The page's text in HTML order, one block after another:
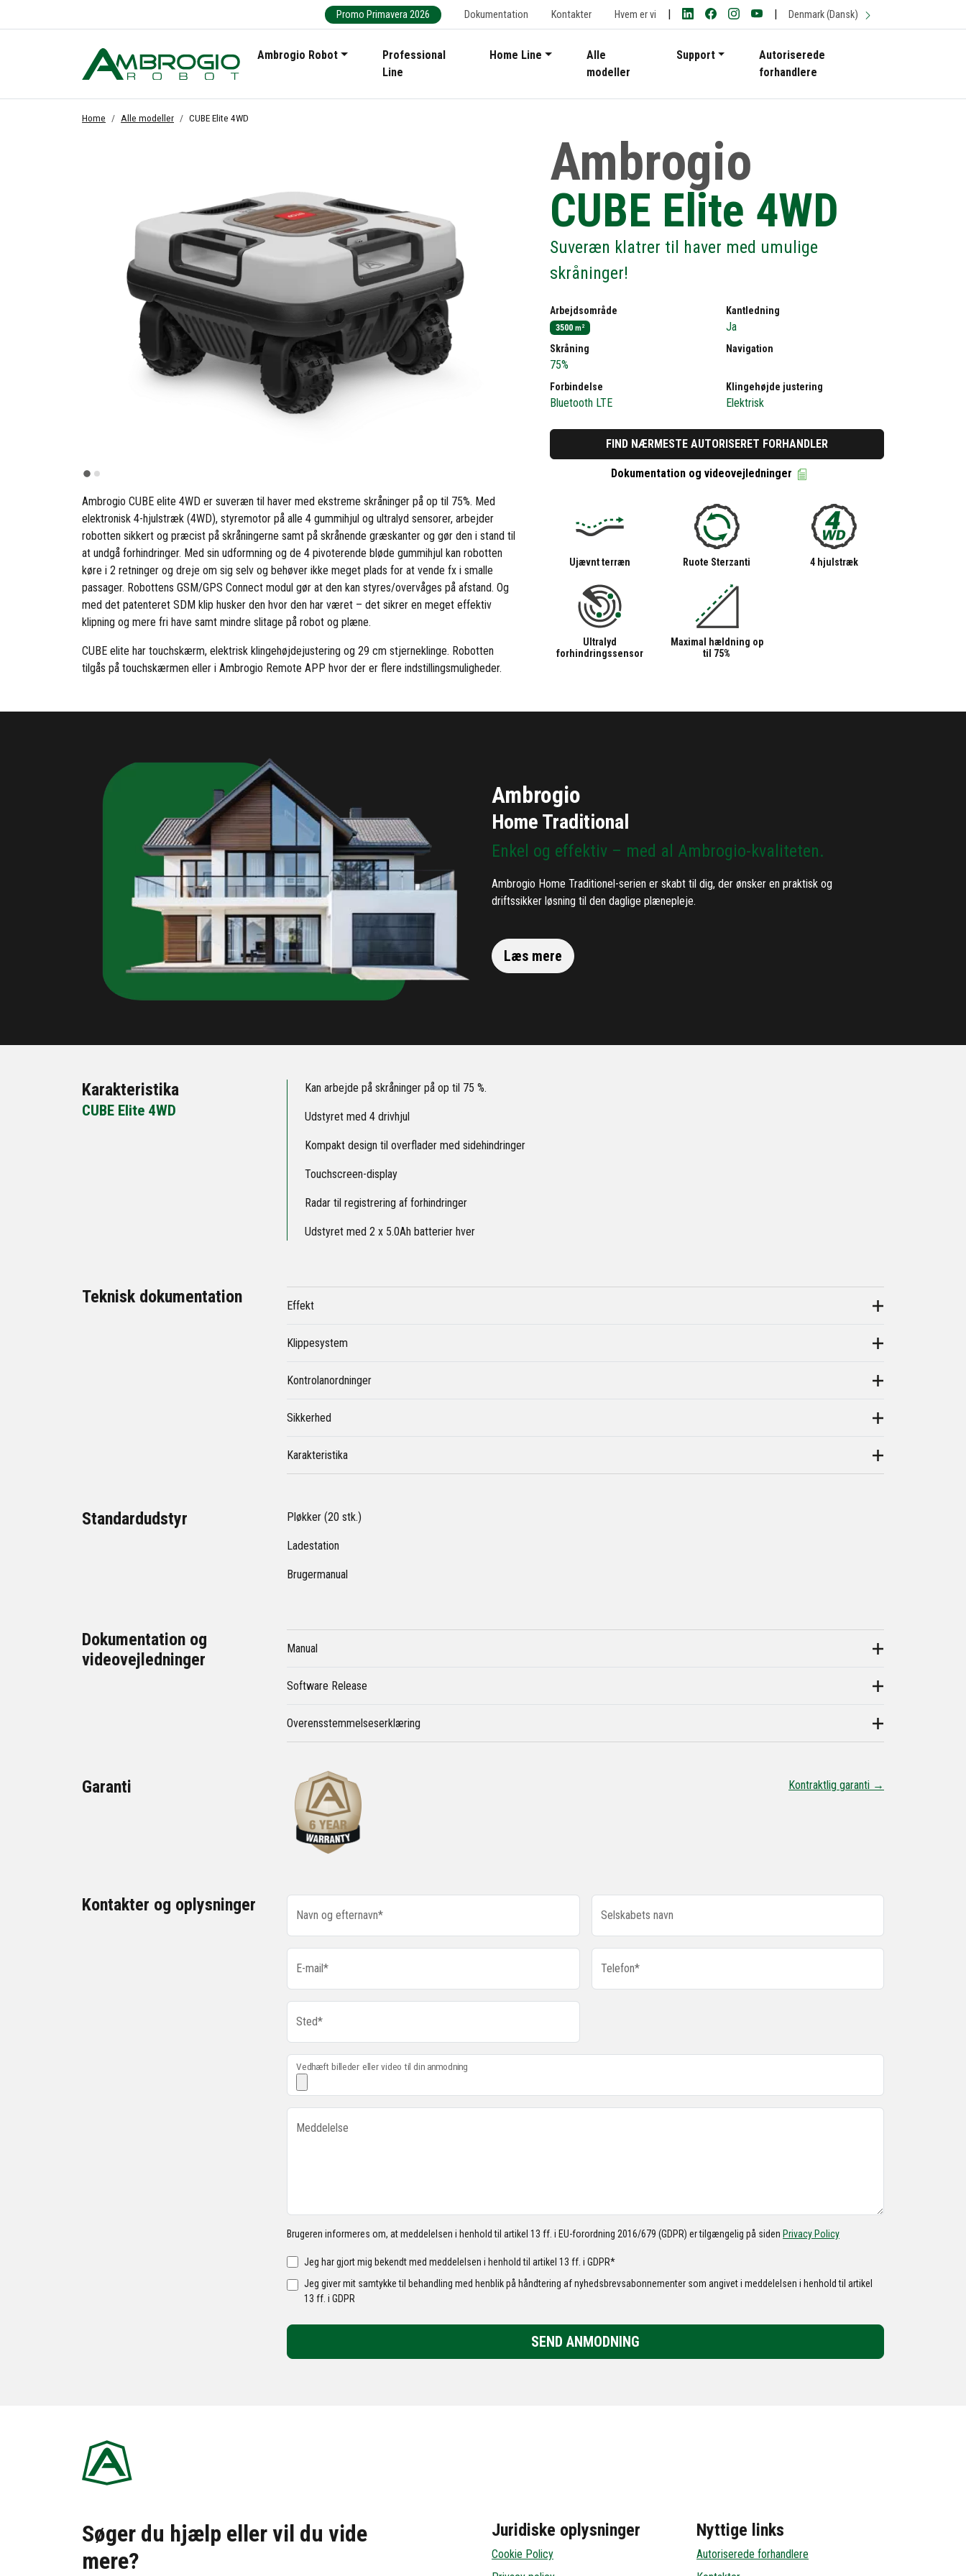
Promo Primavera 2026 Dokumentation Kontakter Hvem er vi | | Denmark (Dansk)
Ambrogio Robot
Professional
Line
Home Line
Alle
modeller
Support
Autoriserede
forhandlere
Home Alle modeller CUBE Elite 4WD
Ambrogio CUBE elite 4WD er suveræn til haver med ekstreme skråninger på op til 75%. Med
elektronisk 4-hjulstræk (4WD), styremotor på alle 4 gummihjul og ultralyd sensorer, arbejder
robotten sikkert og præcist på skråningerne samt på skrånende græskanter og gør den i stand til
at undgå forhindringer. Med sin udformning og de 4 pivoterende bløde gummihjul kan robotten
køre i 2 retninger og dreje om sig selv og behøver ikke meget plads for at vende fx i smalle
passager. Robottens GSM/GPS Connect modul gør at den kan styres/overvåges på afstand. Og
med det patenteret SDM klip husker den hvor den har været – det sikrer en meget effektiv
klipning og mere fri have samt mindre slitage på robot og plæne.
CUBE elite har touchskærm, elektrisk klingehøjdejustering og 29 cm stjerneklinge. Robotten
tilgås på touchskærmen eller i Ambrogio Remote APP hvor der er flere indstillingsmuligheder.
Ambrogio
CUBE Elite 4WD
Suveræn klatrer til haver med umulige
skråninger!
Arbejdsområde
3500 m2
Kantledning
Ja
Skråning
75%
Navigation
Forbindelse
Bluetooth LTE
Klingehøjde justering
Elektrisk
FIND NÆRMESTE AUTORISERET FORHANDLER
Dokumentation og videovejledninger
Ujævnt terræn Ruote Sterzanti 4 hjulstræk
Ultralyd
forhindringssensor
Maximal hældning op
til 75%
Ambrogio
Home Traditional
Enkel og effektiv – med al Ambrogio-kvaliteten.
Ambrogio Home Traditionel-serien er skabt til dig, der ønsker en praktisk og
driftssikker løsning til den daglige plænepleje.
Læs mere
Karakteristika
CUBE Elite 4WD
Kan arbejde på skråninger på op til 75 %.
Udstyret med 4 drivhjul
Kompakt design til overflader med sidehindringer
Touchscreen-display
Radar til registrering af forhindringer
Udstyret med 2 x 5.0Ah batterier hver
Teknisk dokumentation Effekt
Klippesystem
Kontrolanordninger
Sikkerhed
Karakteristika
Standardudstyr Pløkker (20 stk.)
Ladestation
Brugermanual
Dokumentation og
videovejledninger
Manual
Software Release
Overensstemmelseserklæring
Garanti Kontraktlig garanti →
Kontakter og oplysninger
Navn og efternavn* Selskabets navn
E-mail* Telefon*
Sted*
Vedhæft billeder eller video til din anmodning
Meddelelse
Brugeren informeres om, at meddelelsen i henhold til artikel 13 ff. i EU-forordning 2016/679 (GDPR) er tilgængelig på siden Privacy Policy
Jeg har gjort mig bekendt med meddelelsen i henhold til artikel 13 ff. i GDPR*
Jeg giver mit samtykke til behandling med henblik på håndtering af nyhedsbrevsabonnementer som angivet i meddelelsen i henhold til artikel
13 ff. i GDPR
SEND ANMODNING
Søger du hjælp eller vil du vide
mere?
Juridiske oplysninger
Cookie Policy
Nyttige links
Autoriserede forhandlere